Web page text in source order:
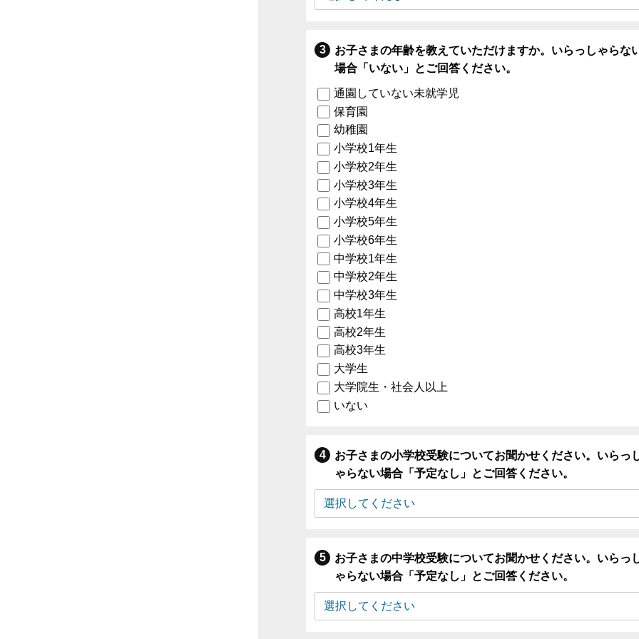
お子さまの年齢を教えていただけますか。いらっしゃらな
場合「いない」とご回答ください。
通園していない未就学児
保育園
幼稚園
小学校1年生
小学校2年生
小学校3年生
小学校4年生
小学校5年生
小学校6年生
中学校1年生
中学校2年生
中学校3年生
高校1年生
高校2年生
高校3年生
大学生
大学院生・社会人以上
いない
お子さまの小学校受験についてお聞かせください。いらっ
ゃらない場合「予定なし」とご回答ください。
お子さまの中学校受験についてお聞かせください。いらっ
ゃらない場合「予定なし」とご回答ください。